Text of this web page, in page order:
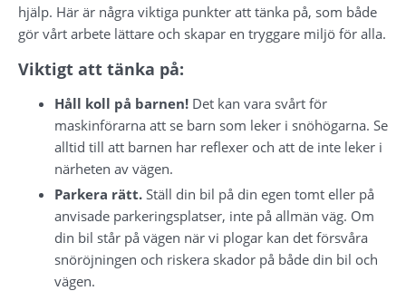
hjälp. Här är några viktiga punkter att tänka på, som både
gör vårt arbete lättare och skapar en tryggare miljö för alla.
Viktigt att tänka på:
Håll koll på barnen! Det kan vara svårt för
maskinförarna att se barn som leker i snöhögarna. Se
alltid till att barnen har reflexer och att de inte leker i
närheten av vägen.
Parkera rätt. Ställ din bil på din egen tomt eller på
anvisade parkeringsplatser, inte på allmän väg. Om
din bil står på vägen när vi plogar kan det försvåra
snöröjningen och riskera skador på både din bil och
vägen.